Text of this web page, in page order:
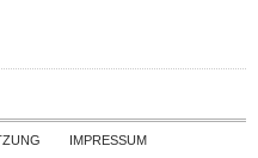
to contentIMPRESSUM